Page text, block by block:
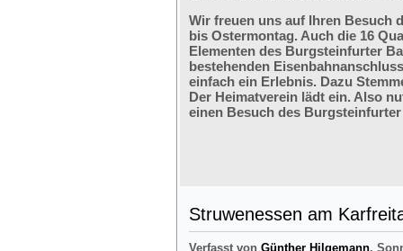
Wir freuen uns auf Ihren Besuch
bis Ostermontag. Auch die 16
Elementen des Burgsteinfurter
bestehenden
einfach ein Erlebnis. Dazu
Der Heimatverein lädt ein. Also
einen Besuch des
Struwenessen am
Verfasst von Günther Hilgemann,